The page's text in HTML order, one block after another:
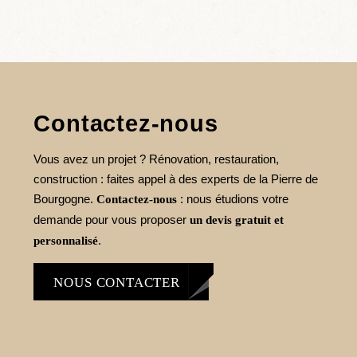
Contactez-nous
Vous avez un projet ? Rénovation, restauration,
construction : faites appel à des experts de la Pierre de
Bourgogne.Contactez-nous : nous étudions votre
demande pour vous proposerun devis gratuit et
personnalisé.
NOUS CONTACTER